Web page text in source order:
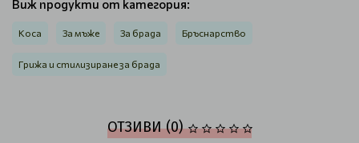
Виж продукти от категория:
Коса За мъже За брада Бръснарство
Грижа и стилизиране за брада
ОТЗИВИ (0)